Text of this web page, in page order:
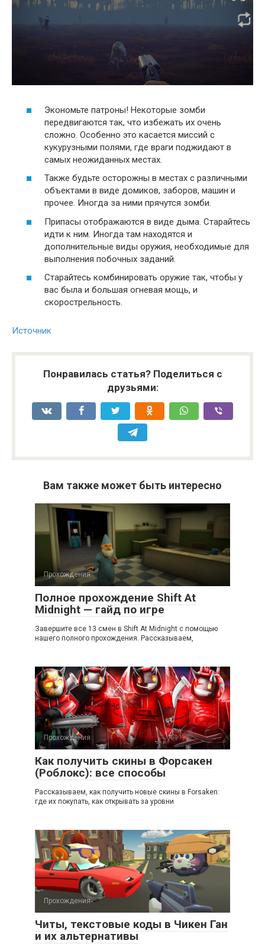
Экономьте патроны! Некоторые зомби
передвигаются так, что избежать их очень
сложно. Особенно это касается миссий с
кукурузными полями, где враги поджидают в
самых неожиданных местах.
Также будьте осторожны в местах с различными
объектами в виде домиков, заборов, машин и
прочее. Иногда за ними прячутся зомби.
Припасы отображаются в виде дыма. Старайтесь
идти к ним. Иногда там находятся и
дополнительные виды оружия, необходимые для
выполнения побочных заданий.
Старайтесь комбинировать оружие так, чтобы у
вас была и большая огневая мощь, и
скорострельность.
Источник
Понравилась статья? Поделиться с
друзьями:
Вам также может быть интересно
Прохождения
Полное прохождение Shift At
Midnight — гайд по игре
Завершите все 13 смен в Shift At Midnight с помощью
нашего полного прохождения. Рассказываем,
Прохождения
Как получить скины в Форсакен
(Роблокс): все способы
Рассказываем, как получить новые скины в Forsaken:
где их покупать, как открывать за уровни
Прохождения
Читы, текстовые коды в Чикен Ган
и их альтернативы